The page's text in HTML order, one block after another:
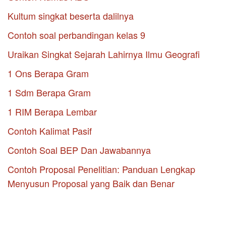
Kultum singkat beserta dalilnya
Contoh soal perbandingan kelas 9
Uraikan Singkat Sejarah Lahirnya Ilmu Geografi
1 Ons Berapa Gram
1 Sdm Berapa Gram
1 RIM Berapa Lembar
Contoh Kalimat Pasif
Contoh Soal BEP Dan Jawabannya
Contoh Proposal Penelitian: Panduan Lengkap
Menyusun Proposal yang Baik dan Benar